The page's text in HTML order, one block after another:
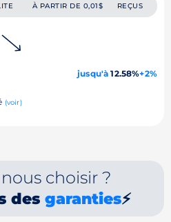
À PARTIR DE 0,01$ REÇUS
jusqu'à 12.58%+2%
(voir)
choisir ?
desgaranties⚡